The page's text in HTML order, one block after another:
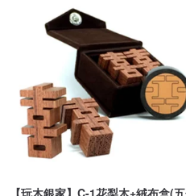
【玩木銀家】C-1花梨木+絨布盒(